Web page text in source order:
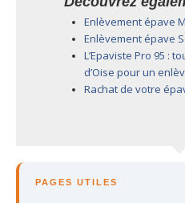
Enlèvement épave
Enlèvement épave
L’Epaviste Pro 95 :
d’Oise pour un
Rachat de votre
PAGES UTILES